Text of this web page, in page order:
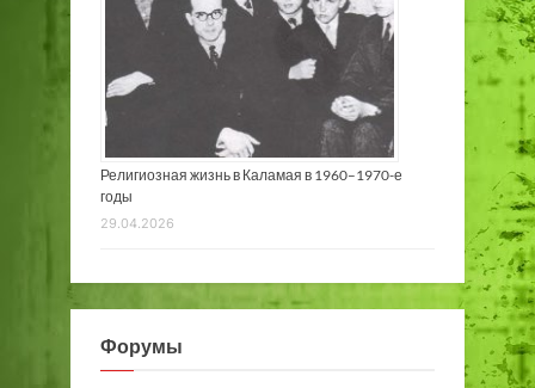
Религиозная жизнь в Каламая в 1960–1970-е
годы
29.04.2026
Форумы